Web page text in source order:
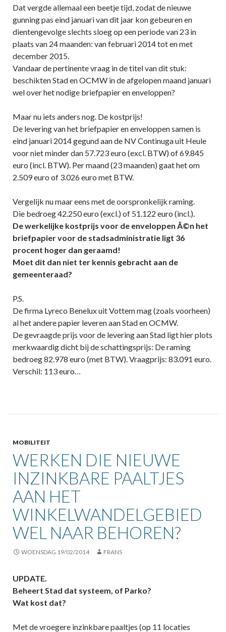
Dat vergde allemaal een beetje tijd, zodat de nieuwe
gunning pas eind januari van dit jaar kon gebeuren en
dientengevolge slechts sloeg op een periode van 23 in
plaats van 24 maanden: van februari 2014 tot en met
december 2015.
Vandaar de pertinente vraag in de titel van dit stuk:
beschikten Stad en OCMW in de afgelopen maand januari
wel over het nodige briefpapier en enveloppen?
Maar nu iets anders nog. De kostprijs!
De levering van het briefpapier en enveloppen samen is
eind januari 2014 gegund aan de NV Continuga uit Heule
voor niet minder dan 57.723 euro (excl. BTW) of 69.845
euro (incl. BTW). Per maand (23 maanden) gaat het om
2.509 euro of 3.026 euro met BTW.
Vergelijk nu maar eens met de oorspronkelijk raming.
Die bedroeg 42.250 euro (excl.) of 51.122 euro (incl.).
De werkelijke kostprijs voor de enveloppen Ã©n het
briefpapier voor de stadsadministratie ligt 36
procent hoger dan geraamd!
Moet dit dan niet ter kennis gebracht aan de
gemeenteraad?
P.S.
De firma Lyreco Benelux uit Vottem mag (zoals voorheen)
al het andere papier leveren aan Stad en OCMW.
De gevraagde prijs voor de levering aan Stad ligt hier plots
merkwaardig dicht bij de schattingsprijs: De raming
bedroeg 82.978 euro (met BTW). Vraagprijs: 83.091 euro.
Verschil: 113 euro…
MOBILITEIT
WERKEN DIE NIEUWE
INZINKBARE PAALTJES
AAN HET
WINKELWANDELGEBIED
WEL NAAR BEHOREN?
WOENSDAG 19/02/2014 FRANS
UPDATE.
Beheert Stad dat systeem, of Parko?
Wat kost dat?
Met de vroegere inzinkbare paaltjes (op 11 locaties